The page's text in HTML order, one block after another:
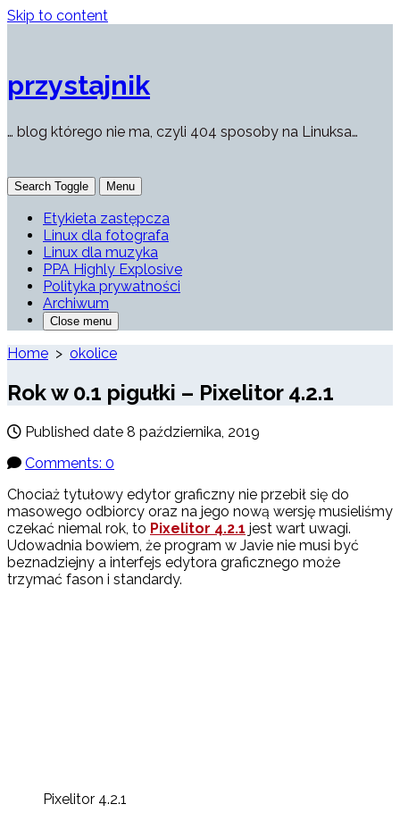
Skip to content
przystajnik
… blog którego nie ma, czyli 404 sposoby na Linuksa…
Search Toggle Menu
Etykieta zastępcza
Linux dla fotografa
Linux dla muzyka
PPA Highly Explosive
Polityka prywatności
Archiwum
Close menu
Home > okolice
Rok w 0.1 pigułki – Pixelitor 4.2.1
Published date 8 października, 2019
Comments: 0
Chociaż tytułowy edytor graficzny nie przebił się do
masowego odbiorcy oraz na jego nową wersję musieliśmy
czekać niemal rok, to Pixelitor 4.2.1 jest wart uwagi.
Udowadnia bowiem, że program w Javie nie musi być
beznadziejny a interfejs edytora graficznego może
trzymać fason i standardy.
Pixelitor 4.2.1